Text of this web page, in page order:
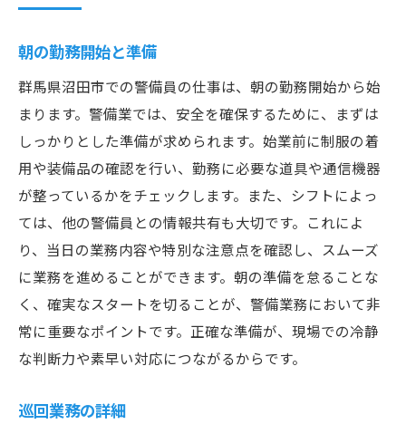
朝の勤務開始と準備
群馬県沼田市での警備員の仕事は、朝の勤務開始から始
まります。警備業では、安全を確保するために、まずは
しっかりとした準備が求められます。始業前に制服の着
用や装備品の確認を行い、勤務に必要な道具や通信機器
が整っているかをチェックします。また、シフトによっ
ては、他の警備員との情報共有も大切です。これによ
り、当日の業務内容や特別な注意点を確認し、スムーズ
に業務を進めることができます。朝の準備を怠ることな
く、確実なスタートを切ることが、警備業務において非
常に重要なポイントです。正確な準備が、現場での冷静
な判断力や素早い対応につながるからです。
巡回業務の詳細